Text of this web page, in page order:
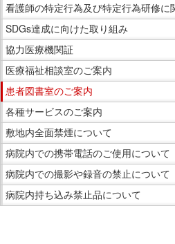
看護師の特定行為及び特定行為研修に
SDGs達成に向けた取り組み
協力医療機関証
医療福祉相談室のご案内
患者図書室のご案内
各種サービスのご案内
敷地内全面禁煙について
病院内での携帯電話のご使用について
病院内での撮影や録音の禁止について
病院内持ち込み禁止品について